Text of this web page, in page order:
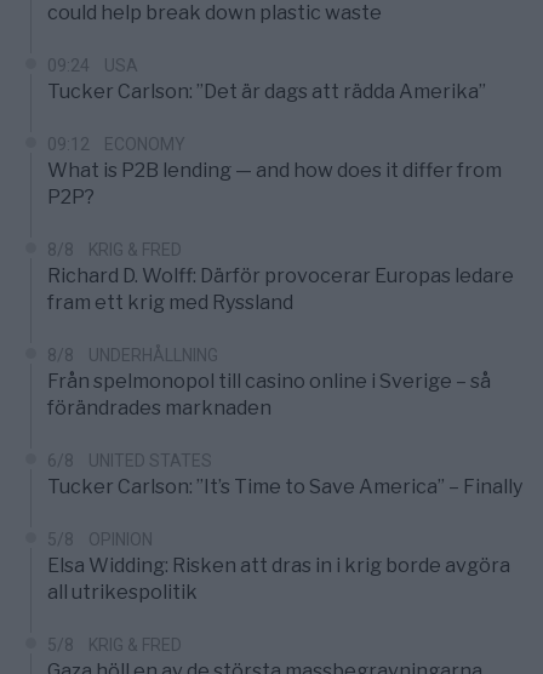
could help break down plastic waste
09:24 USA
Tucker Carlson: ”Det är dags att rädda Amerika”
09:12 ECONOMY
What is P2B lending — and how does it differ from
P2P?
8/8 KRIG & FRED
Richard D. Wolff: Därför provocerar Europas ledare
fram ett krig med Ryssland
8/8 UNDERHÅLLNING
Från spelmonopol till casino online i Sverige – så
förändrades marknaden
6/8 UNITED STATES
Tucker Carlson: ”It’s Time to Save America” – Finally
5/8 OPINION
Elsa Widding: Risken att dras in i krig borde avgöra
all utrikespolitik
5/8 KRIG & FRED